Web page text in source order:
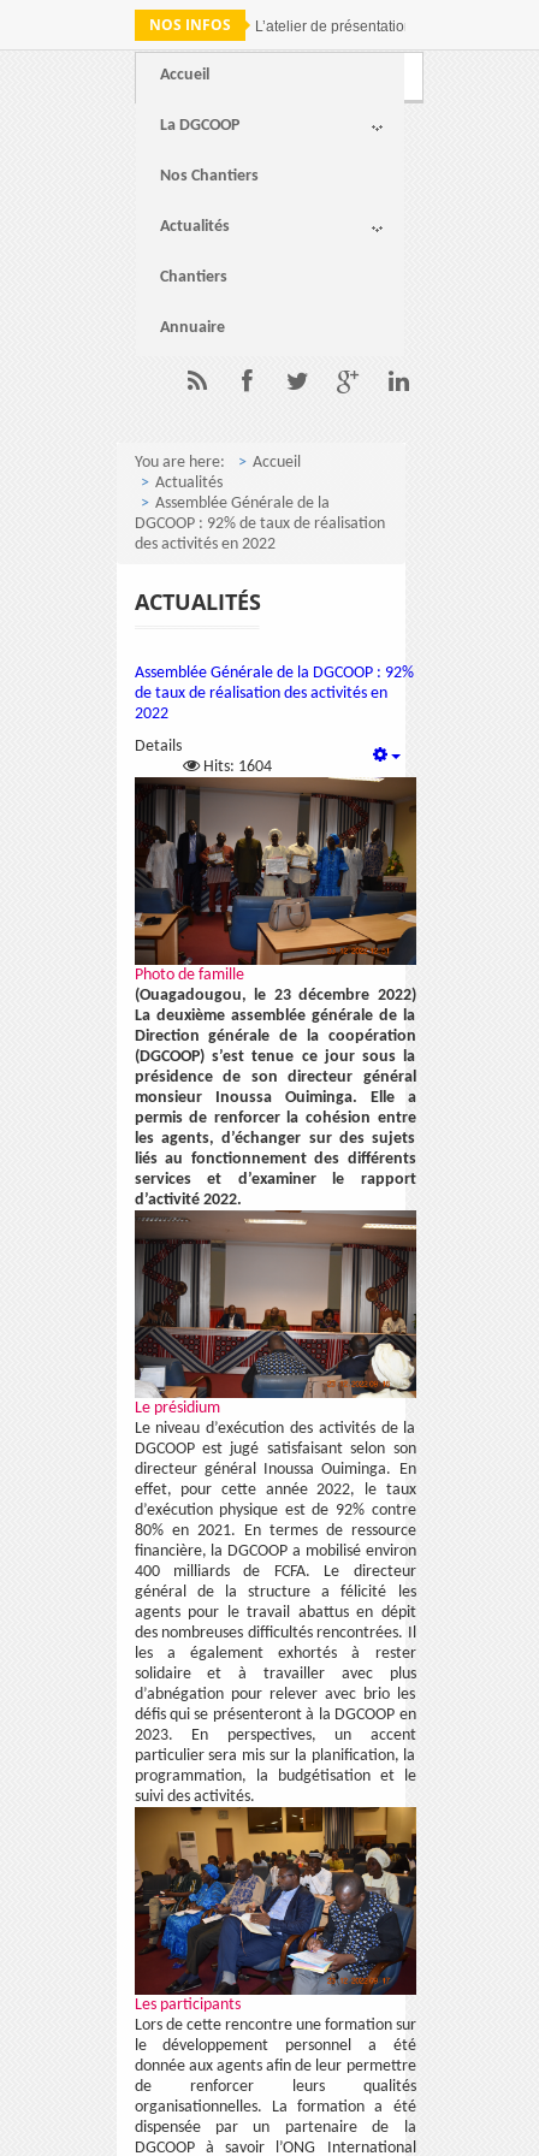
NOS INFOS L’atelier de présentation des résultats de
Accueil
La DGCOOP
Nos Chantiers
Actualités
Chantiers
Annuaire
You are here:
Accueil
Actualités
Assemblée Générale de la
DGCOOP : 92% de taux de réalisation
des activités en 2022
ACTUALITÉS
Assemblée Générale de la DGCOOP : 92%
de taux de réalisation des activités en
2022
Details
Hits: 1604
Photo de famille
(Ouagadougou, le 23 décembre 2022)
La deuxième assemblée générale de la
Direction générale de la coopération
(DGCOOP) s’est tenue ce jour sous la
présidence de son directeur général
monsieur Inoussa Ouiminga. Elle a
permis de renforcer la cohésion entre
les agents, d’échanger sur des sujets
liés au fonctionnement des différents
services et d’examiner le rapport
d’activité 2022.
Le présidium
Le niveau d’exécution des activités de la
DGCOOP est jugé satisfaisant selon son
directeur général Inoussa Ouiminga. En
effet, pour cette année 2022, le taux
d’exécution physique est de 92% contre
80% en 2021. En termes de ressource
financière, la DGCOOP a mobilisé environ
400 milliards de FCFA. Le directeur
général de la structure a félicité les
agents pour le travail abattus en dépit
des nombreuses difficultés rencontrées. Il
les a également exhortés à rester
solidaire et à travailler avec plus
d’abnégation pour relever avec brio les
défis qui se présenteront à la DGCOOP en
2023. En perspectives, un accent
particulier sera mis sur la planification, la
programmation, la budgétisation et le
suivi des activités.
Les participants
Lors de cette rencontre une formation sur
le développement personnel a été
donnée aux agents afin de leur permettre
de renforcer leurs qualités
organisationnelles. La formation a été
dispensée par un partenaire de la
DGCOOP à savoir l’ONG International